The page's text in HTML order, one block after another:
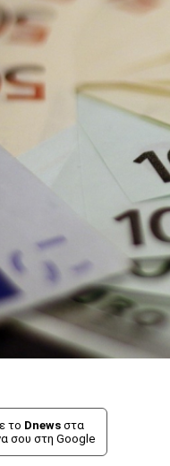
το Dnews στα
σου στη Google